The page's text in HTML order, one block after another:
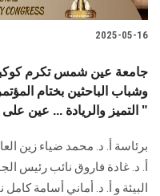
2025-05-16
جامعة عين شمس تكرم كوكبة
التميز والريادة ... عين على الماضي وشمس تضئ المستقبل "
برئاسة أ. د. محمد ضياء زين
أ. د. غادة فاروق نائب رئيس
البيئة و أ. د. أماني أسامة